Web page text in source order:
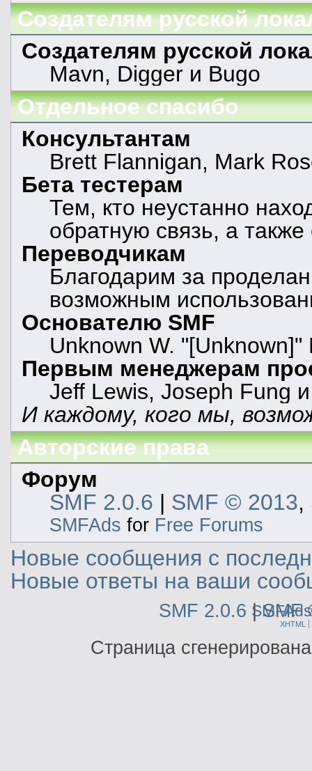
Создателям русской
Создателям русской
Mavn, Digger и Bugo
Отдельное спасибо
Консультантам
Brett Flannigan, Mark
Бета тестерам
Тем, кто неустанно
обратную связь, а
Переводчикам
Благодарим за
возможным
Основателю SMF
Unknown W. "[Unknown]"
Первым менеджерам
Jeff Lewis, Joseph Fung
И каждому, кого мы,
Авторские права
Форум
SMF 2.0.6 | SMF © 2013,
SMFAds for Free Forums
Новые сообщения с
Новые ответы на ваши
SMF 2.0.6 |SMF
SMFAds
XHTML
Страница